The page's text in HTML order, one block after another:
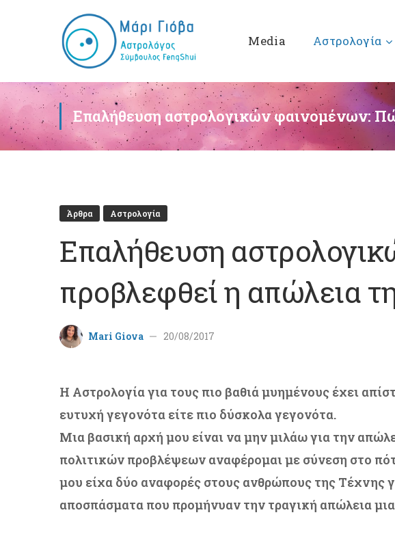
Media Αστρολογία
Επαλήθευση αστρολογικών φαινομένων:
Άρθρα Αστρολογία
Επαλήθευση
προβλεφθεί η απώλεια
Mari Giova 20/08/2017
Η Αστρολογία για τους πιο βαθιά μυημένους έχει
ευτυχή γεγονότα είτε πιο δύσκολα γεγονότα.
Μια βασική αρχή μου είναι να μην μιλάω για την
πολιτικών προβλέψεων αναφέρομαι με σύνεση στο
μου είχα δύο αναφορές στους ανθρώπους της Τέχνης
αποσπάσματα που προμήνυαν την τραγική απώλεια